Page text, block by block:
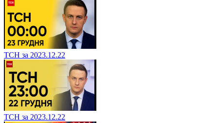
ТСН за 2023.12.22
ТСН за 2023.12.22